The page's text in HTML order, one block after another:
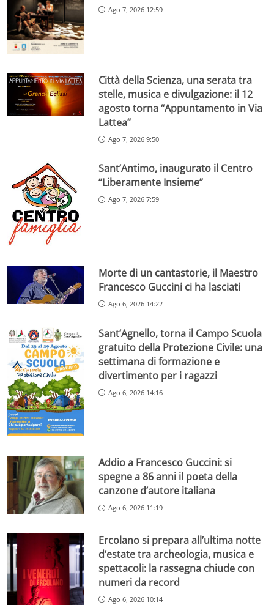
Ago 7, 2026 12:59
Città della Scienza, una serata tra
stelle, musica e divulgazione: il 12
agosto torna “Appuntamento in Via
Lattea”
Ago 7, 2026 9:50
Sant’Antimo, inaugurato il Centro
“Liberamente Insieme”
Ago 7, 2026 7:59
Morte di un cantastorie, il Maestro
Francesco Guccini ci ha lasciati
Ago 6, 2026 14:22
Sant’Agnello, torna il Campo Scuola
gratuito della Protezione Civile: una
settimana di formazione e
divertimento per i ragazzi
Ago 6, 2026 14:16
Addio a Francesco Guccini: si
spegne a 86 anni il poeta della
canzone d’autore italiana
Ago 6, 2026 11:19
Ercolano si prepara all’ultima notte
d’estate tra archeologia, musica e
spettacoli: la rassegna chiude con
numeri da record
Ago 6, 2026 10:14